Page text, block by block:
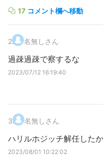
17 コメント欄へ移動
2. 名無しさん
過疎過疎で察するな
2023/07/12 16:19:40
3. 名無しさん
ハリルホジッチ解任した
2023/08/01 10:22:02